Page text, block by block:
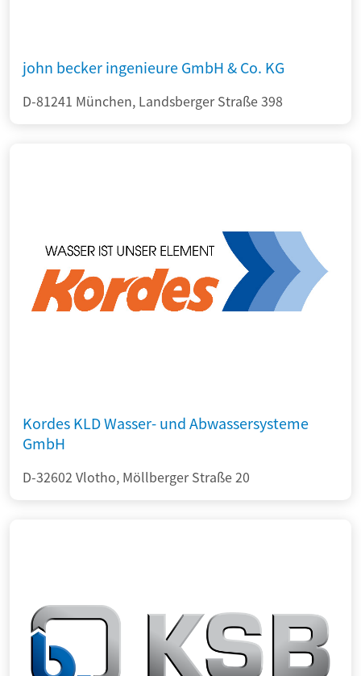
john becker ingenieure GmbH & Co. KG
D-81241 München, Landsberger Straße 398
Kordes KLD Wasser- und Abwassersysteme
GmbH
D-32602 Vlotho, Möllberger Straße 20